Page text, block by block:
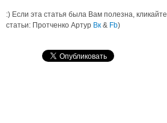
:) Если эта статья была Вам полезна, кликайте
статьи: Протченко Артур Вк & Fb)